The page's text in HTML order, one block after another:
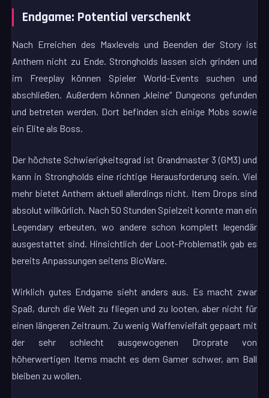
Endgame: Potential verschenkt
Nach Erreichen des Maxlevels und Beenden der Story ist
Anthem nicht zu Ende. Strongholds lassen sich grinden und
im Freeplay können Spieler World-Events suchen und
abschließen. Außerdem können „kleine“ Dungeons gefunden
und betreten werden. Dort befinden sich einige Mobs sowie
ein Elite als Boss.
Der höchste Schwierigkeitsgrad ist Grandmaster 3 (GM3) und
kann in Strongholds eine richtige Herausforderung sein. Viel
mehr bietet Anthem aktuell allerdings nicht. Item Drops sind
absolut willkürlich. Nach 50 Stunden Spielzeit konnte man ein
Legendary erbeuten, wo andere schon komplett legendär
ausgestattet sind. Hinsichtlich der Loot-Problematik gab es
bereits Anpassungen seitens BioWare.
Wirklich gutes Endgame sieht anders aus. Es macht zwar
Spaß, durch die Welt zu fliegen und zu looten, aber nicht für
einen längeren Zeitraum. Zu wenig Waffenvielfalt gepaart mit
der sehr schlecht ausgewogenen Droprate von
höherwertigen Items macht es dem Gamer schwer, am Ball
bleiben zu wollen.